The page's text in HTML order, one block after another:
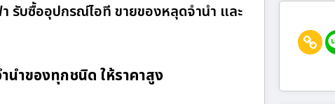
รับซื้ออุปกรณ์ไอที ขายของหลุดจำนำ และ
นำของทุกชนิด ให้ราคาสูง